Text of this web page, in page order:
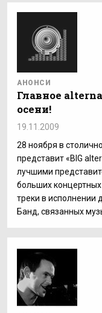
АНОНСИ
Главное
осени!
19.11.2009
28 ноября в
представит «BIG
лучшими
больших
треки в исполнении
Банд, связанных